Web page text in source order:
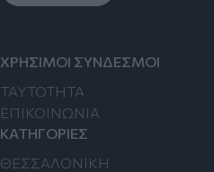
ΧΡΗΣΙΜΟΙ ΣΥΝΔΕΣΜΟΙ
TAYTOTHTA
ΕΠΙΚΟΙΝΩΝΙΑ
ΚΑΤΗΓΟΡΙΕΣ
ΘΕΣΣΑΛΟΝΙΚΗ